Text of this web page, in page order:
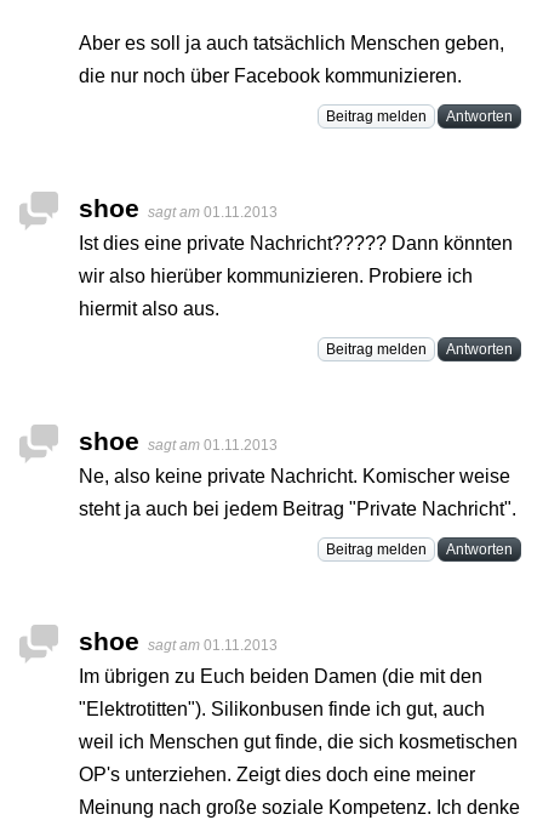
Aber es soll ja auch tatsächlich Menschen geben,
die nur noch über Facebook kommunizieren.
Beitrag melden Antworten
shoe sagt am 01.11.2013
Ist dies eine private Nachricht????? Dann könnten
wir also hierüber kommunizieren. Probiere ich
hiermit also aus.
Beitrag melden Antworten
shoe sagt am 01.11.2013
Ne, also keine private Nachricht. Komischer weise
steht ja auch bei jedem Beitrag "Private Nachricht".
Beitrag melden Antworten
shoe sagt am 01.11.2013
Im übrigen zu Euch beiden Damen (die mit den
"Elektrotitten"). Silikonbusen finde ich gut, auch
weil ich Menschen gut finde, die sich kosmetischen
OP's unterziehen. Zeigt dies doch eine meiner
Meinung nach große soziale Kompetenz. Ich denke